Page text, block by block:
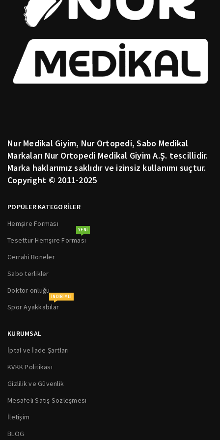
Nur Medikal Giyim, Nur Ortopedi, Sabo Medikal
Markaları Nur Ortopedi Medikal Giyim A.Ş. tescillidir.
Marka haklarımız saklıdır ve izinsiz kullanımı suçtur.
Copyright © 2011-2025
POPÜLER KATEGORİLER
Hemşire Forması
Tesettür Hemşire Forması
YENI
Cerrahi Boneler
Sabo terlikler
Doktor önlüğü
Spor Ayakkabılar
INDIRIMLI
KURUMSAL
İptal ve İade Şartları
KVKK Politikası
Gizlilik ve Güvenlik
Mesafeli Satış Sözleşmesi
İletişim
BLOG